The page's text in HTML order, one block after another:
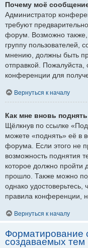
Почему моё
Администратор
требуют
форум. Возможно также,
группу пользователей,
мнению, должны быть
отправкой. Пожалуйста,
конференции для
Вернуться к началу
Как мне вновь
Щёлкнув по ссылке
можете «поднять» её в
форума. Если этого не
возможность поднятия
которое должно пройти
прошло. Также можно
однако
правила конференции,
Вернуться к началу
Форматирование
создаваемых тем